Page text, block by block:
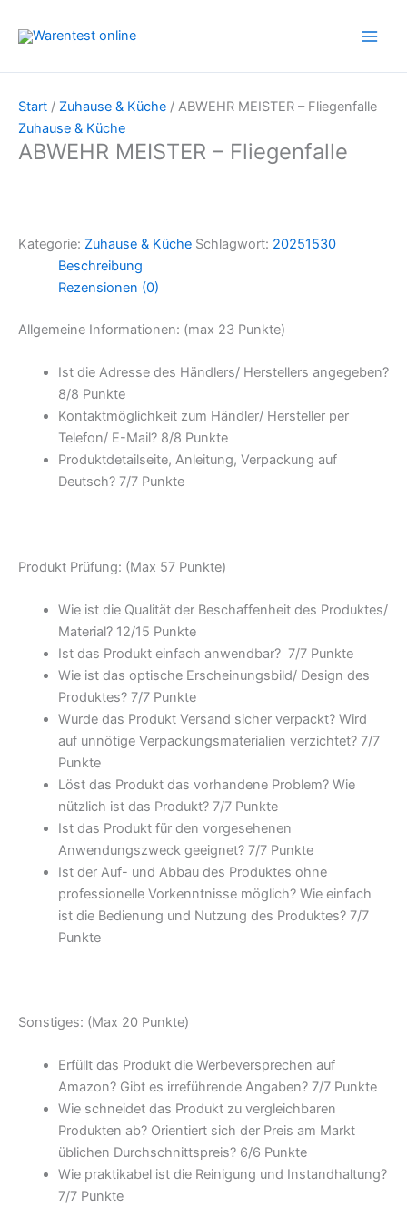
Inhalt
Start / Zuhause & Küche / ABWEHR MEISTER – Fliegenfalle
Zuhause & Küche
ABWEHR MEISTER – Fliegenfalle
Kategorie: Zuhause & Küche Schlagwort: 20251530
Beschreibung
Rezensionen (0)
Allgemeine Informationen: (max 23 Punkte)
Ist die Adresse des Händlers/ Herstellers angegeben?
8/8 Punkte
Kontaktmöglichkeit zum Händler/ Hersteller per
Telefon/ E-Mail? 8/8 Punkte
Produktdetailseite, Anleitung, Verpackung auf
Deutsch? 7/7 Punkte
Produkt Prüfung: (Max 57 Punkte)
Wie ist die Qualität der Beschaffenheit des Produktes/
Material? 12/15 Punkte
Ist das Produkt einfach anwendbar? 7/7 Punkte
Wie ist das optische Erscheinungsbild/ Design des
Produktes? 7/7 Punkte
Wurde das Produkt Versand sicher verpackt? Wird
auf unnötige Verpackungsmaterialien verzichtet? 7/7
Punkte
Löst das Produkt das vorhandene Problem? Wie
nützlich ist das Produkt? 7/7 Punkte
Ist das Produkt für den vorgesehenen
Anwendungszweck geeignet? 7/7 Punkte
Ist der Auf- und Abbau des Produktes ohne
professionelle Vorkenntnisse möglich? Wie einfach
ist die Bedienung und Nutzung des Produktes? 7/7
Punkte
Sonstiges: (Max 20 Punkte)
Erfüllt das Produkt die Werbeversprechen auf
Amazon? Gibt es irreführende Angaben? 7/7 Punkte
Wie schneidet das Produkt zu vergleichbaren
Produkten ab? Orientiert sich der Preis am Markt
üblichen Durchschnittspreis? 6/6 Punkte
Wie praktikabel ist die Reinigung und Instandhaltung?
7/7 Punkte